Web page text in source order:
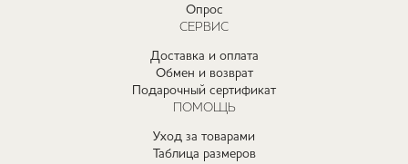
Опрос
СЕРВИС
Доставка и оплата
Обмен и возврат
Подарочный сертификат
ПОМОЩЬ
Уход за товарами
Таблица размеров